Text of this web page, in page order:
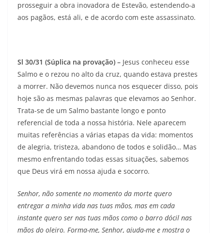
prosseguir a obra inovadora de Estevão, estendendo-a
aos pagãos, está ali, e de acordo com este assassinato.
Sl 30/31 (Súplica na provação) – Jesus conheceu esse
Salmo e o rezou no alto da cruz, quando estava prestes
a morrer. Não devemos nunca nos esquecer disso, pois
hoje são as mesmas palavras que elevamos ao Senhor.
Trata-se de um Salmo bastante longo e ponto
referencial de toda a nossa história. Nele aparecem
muitas referências a várias etapas da vida: momentos
de alegria, tristeza, abandono de todos e solidão… Mas
mesmo enfrentando todas essas situações, sabemos
que Deus virá em nossa ajuda e socorro.
Senhor, não somente no momento da morte quero
entregar a minha vida nas tuas mãos, mas em cada
instante quero ser nas tuas mãos como o barro dócil nas
mãos do oleiro. Forma-me, Senhor, ajuda-me e mostra o